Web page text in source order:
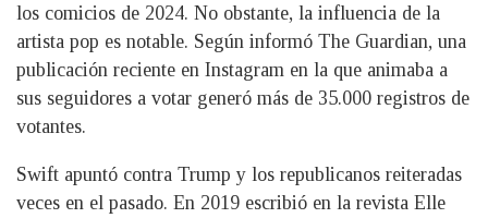
los comicios de 2024. No obstante, la influencia de la
artista pop es notable. Según informó The Guardian, una
publicación reciente en Instagram en la que animaba a
sus seguidores a votar generó más de 35.000 registros de
votantes.
Swift apuntó contra Trump y los republicanos reiteradas
veces en el pasado. En 2019 escribió en la revista Elle